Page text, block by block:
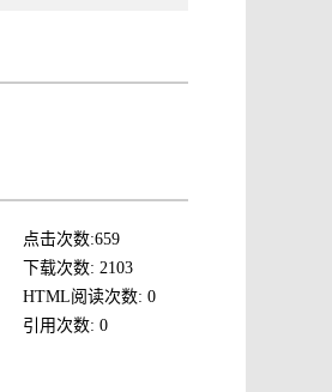
点击次数:659
下载次数: 2103
HTML阅读次数: 0
引用次数: 0